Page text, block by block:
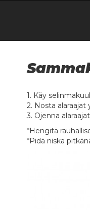
1. Käy
2. Nosta alaraajat
3. Ojenna
*Hengitä
*Pidä niska